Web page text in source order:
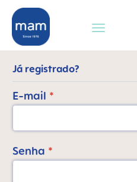
Já registrado?
E-mail *
Senha *